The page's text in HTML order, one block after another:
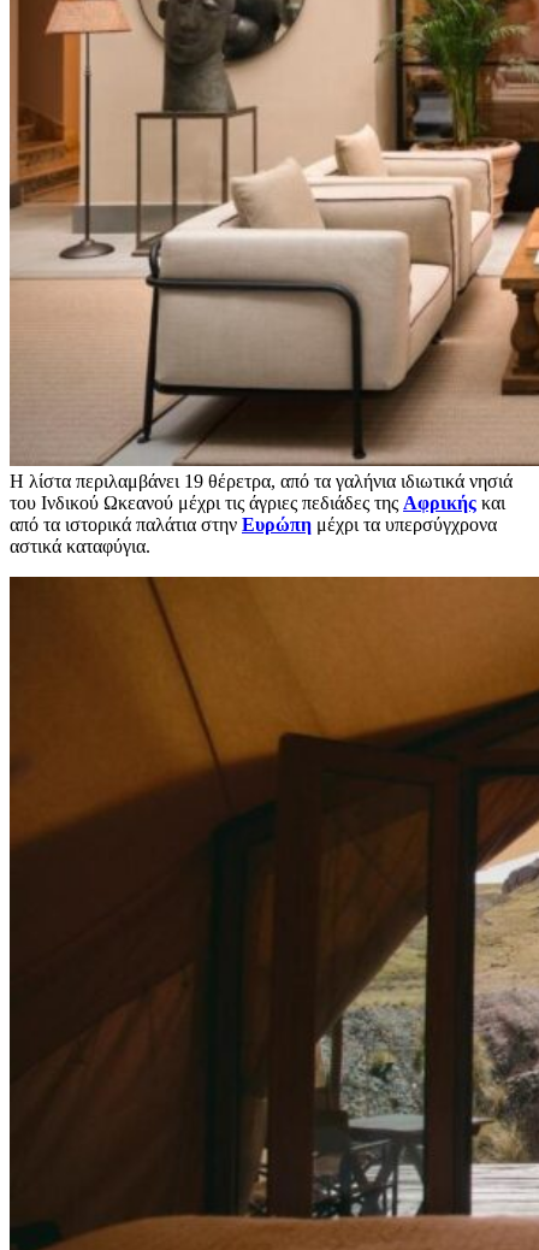
Η λίστα περιλαμβάνει 19 θέρετρα, από τα γαλήνια ιδιωτικά νησιά
του Ινδικού Ωκεανού μέχρι τις άγριες πεδιάδες της Αφρικής και
από τα ιστορικά παλάτια στην Ευρώπη μέχρι τα υπερσύγχρονα
αστικά καταφύγια.